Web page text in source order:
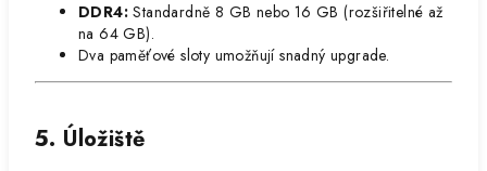
DDR4: Standardně 8 GB nebo 16 GB (rozšiřitelné až
na 64 GB).
Dva paměťové sloty umožňují snadný upgrade.
5. Úložiště